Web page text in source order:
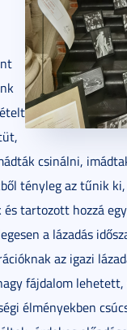
csinálni,
tényleg az tűnik
tartozott hozzá
a lázadás
az igazi
fájdalom lehetett,
élményekben